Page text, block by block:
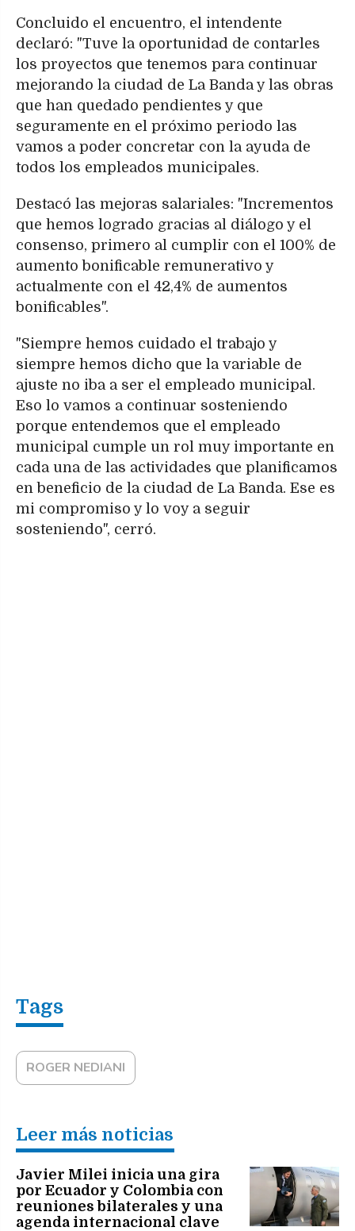
Concluido el encuentro, el intendente
declaró: "Tuve la oportunidad de contarles
los proyectos que tenemos para continuar
mejorando la ciudad de La Banda y las obras
que han quedado pendientes y que
seguramente en el próximo periodo las
vamos a poder concretar con la ayuda de
todos los empleados municipales.
Destacó las mejoras salariales: "Incrementos
que hemos logrado gracias al diálogo y el
consenso, primero al cumplir con el 100% de
aumento bonificable remunerativo y
actualmente con el 42,4% de aumentos
bonificables".
"Siempre hemos cuidado el trabajo y
siempre hemos dicho que la variable de
ajuste no iba a ser el empleado municipal.
Eso lo vamos a continuar sosteniendo
porque entendemos que el empleado
municipal cumple un rol muy importante en
cada una de las actividades que planificamos
en beneficio de la ciudad de La Banda. Ese es
mi compromiso y lo voy a seguir
sosteniendo", cerró.
ROGER NEDIANI
Leer más noticias
Javier Milei inicia una gira
por Ecuador y Colombia con
reuniones bilaterales y una
agenda internacional clave